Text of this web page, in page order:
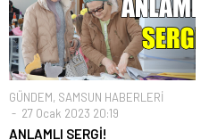
GÜNDEM, SAMSUN HABERLERİ
27 Ocak 2023 20:19
ANLAMLI SERGİ!